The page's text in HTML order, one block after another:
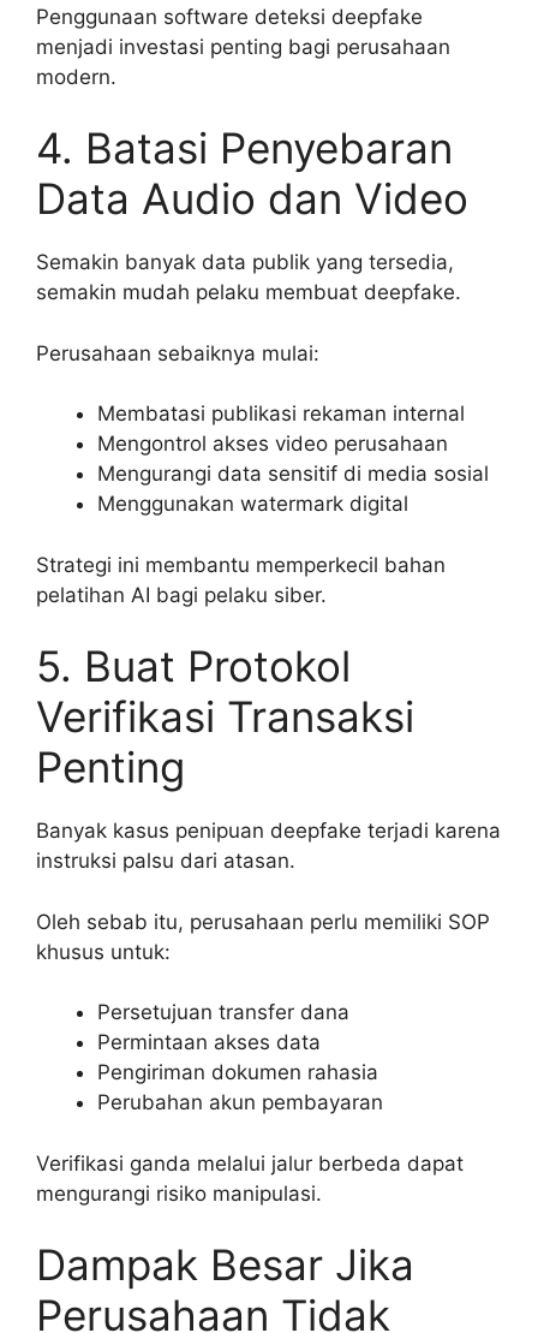
Penggunaan software deteksi deepfake
menjadi investasi penting bagi perusahaan
modern.
4. Batasi Penyebaran
Data Audio dan Video
Semakin banyak data publik yang tersedia,
semakin mudah pelaku membuat deepfake.
Perusahaan sebaiknya mulai:
Membatasi publikasi rekaman internal
Mengontrol akses video perusahaan
Mengurangi data sensitif di media sosial
Menggunakan watermark digital
Strategi ini membantu memperkecil bahan
pelatihan AI bagi pelaku siber.
5. Buat Protokol
Verifikasi Transaksi
Penting
Banyak kasus penipuan deepfake terjadi karena
instruksi palsu dari atasan.
Oleh sebab itu, perusahaan perlu memiliki SOP
khusus untuk:
Persetujuan transfer dana
Permintaan akses data
Pengiriman dokumen rahasia
Perubahan akun pembayaran
Verifikasi ganda melalui jalur berbeda dapat
mengurangi risiko manipulasi.
Dampak Besar Jika
Perusahaan Tidak